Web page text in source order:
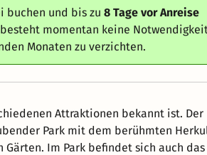
buchen und bis zu8 Tage vor Anreise
momentan keine
Monaten zu verzichten.
Attraktionen bekannt ist. Der
Park mit dem berühmten
Im Park befindet sich auch das